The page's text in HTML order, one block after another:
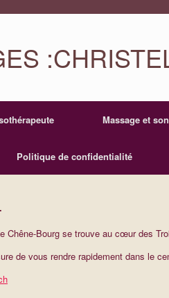
Massage et
Politique de confidentialité
Chêne-Bourg se trouve au cœur des
de vous rendre rapidement dans le